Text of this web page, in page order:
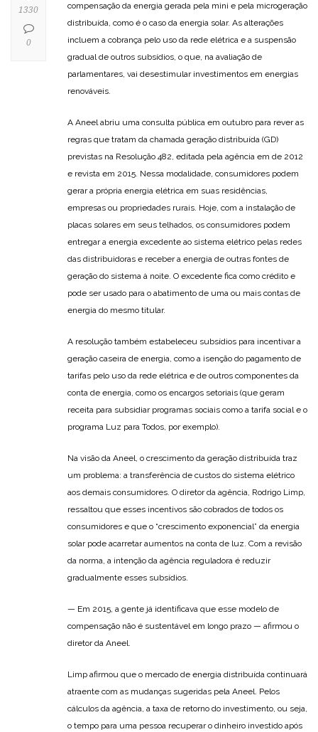
compensação da energia gerada pela mini e pela microgeração
distribuída, como é o caso da energia solar. As alterações
incluem a cobrança pelo uso da rede elétrica e a suspensão
gradual de outros subsídios, o que, na avaliação de
parlamentares, vai desestimular investimentos em energias
renováveis.
A Aneel abriu uma consulta pública em outubro para rever as
regras que tratam da chamada geração distribuída (GD)
previstas na Resolução 482, editada pela agência em de 2012
e revista em 2015. Nessa modalidade, consumidores podem
gerar a própria energia elétrica em suas residências,
empresas ou propriedades rurais. Hoje, com a instalação de
placas solares em seus telhados, os consumidores podem
entregar a energia excedente ao sistema elétrico pelas redes
das distribuidoras e receber a energia de outras fontes de
geração do sistema à noite. O excedente fica como crédito e
pode ser usado para o abatimento de uma ou mais contas de
energia do mesmo titular.
A resolução também estabeleceu subsídios para incentivar a
geração caseira de energia, como a isenção do pagamento de
tarifas pelo uso da rede elétrica e de outros componentes da
conta de energia, como os encargos setoriais (que geram
receita para subsidiar programas sociais como a tarifa social e o
programa Luz para Todos, por exemplo).
Na visão da Aneel, o crescimento da geração distribuída traz
um problema: a transferência de custos do sistema elétrico
aos demais consumidores. O diretor da agência, Rodrigo Limp,
ressaltou que esses incentivos são cobrados de todos os
consumidores e que o “crescimento exponencial” da energia
solar pode acarretar aumentos na conta de luz. Com a revisão
da norma, a intenção da agência reguladora é reduzir
gradualmente esses subsídios.
— Em 2015, a gente já identificava que esse modelo de
compensação não é sustentável em longo prazo — afirmou o
diretor da Aneel.
Limp afirmou que o mercado de energia distribuída continuará
atraente com as mudanças sugeridas pela Aneel. Pelos
cálculos da agência, a taxa de retorno do investimento, ou seja,
o tempo para uma pessoa recuperar o dinheiro investido após
1330
0